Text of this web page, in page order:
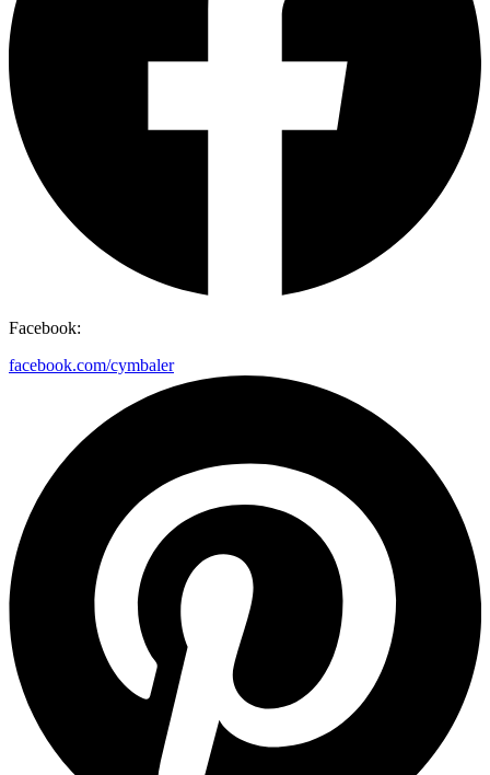
Facebook:
facebook.com/cymbaler